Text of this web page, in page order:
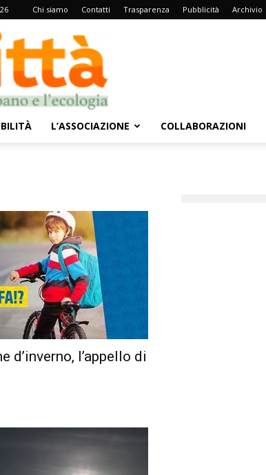
Chi siamo Contatti Trasparenza Pubblicità Archivio
L’ASSOCIAZIONE COLLABORAZIONI
d’inverno, l’appello di